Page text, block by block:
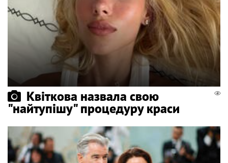
Квіткова назвала свою
"найтупішу" процедуру краси